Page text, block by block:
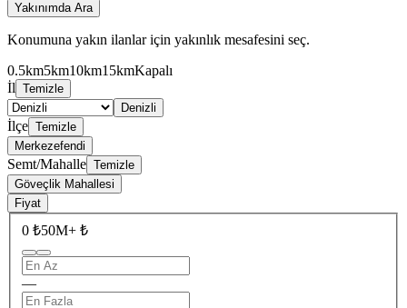
Yakınımda Ara
Konumuna yakın ilanlar için yakınlık mesafesini seç.
0.5km5km10km15kmKapalı
İl Temizle
Denizli
İlçe Temizle
Merkezefendi
Semt/Mahalle Temizle
Göveçlik Mahallesi
Fiyat
0 ₺50M+ ₺
—